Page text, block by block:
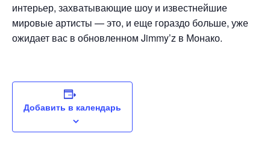
интерьер, захватывающие шоу и известнейшие
мировые артисты — это, и еще гораздо больше, уже
ожидает вас в обновленном Jimmy’z в Монако.
Добавить в календарь